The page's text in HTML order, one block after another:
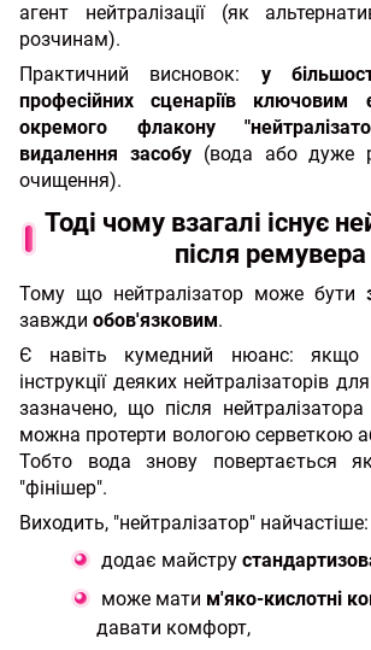
агент нейтралізації (як
розчинам).
Практичний висновок: у
професійних сценаріїв ключовим
окремого флакону
видалення засобу (вода або дуже
очищення).
Тоді чому взагалі існує
після ремувера
Тому що нейтралізатор може бути
завжди обов'язковим.
Є навіть кумедний нюанс: якщо
інструкції деяких нейтралізаторів
зазначено, що після
можна протерти вологою серветкою
Тобто вода знову повертається
"фінішер".
Виходить, "нейтралізатор" найчастіше:
додає майстру
може мати м'яко-кислотні
давати комфорт,